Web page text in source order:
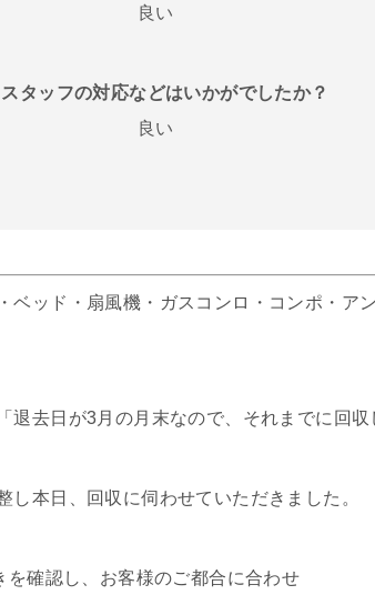
良い
タッフの対応などはいかがでしたか？
良い
ベッド・扇風機・ガスコンロ・コンポ・ア
退去日が3月の月末なので、それまでに回収
し本日、回収に伺わせていただきました。
確認し、お客様のご都合に合わせ